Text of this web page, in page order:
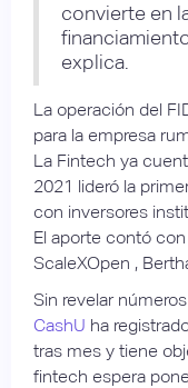
convierte en
explica.
La operación del
para la empresa
La Fintech ya
2021 lideró la
con inversores
El aporte contó
ScaleXOpen ,
Sin revelar
CashU ha
tras mes y tiene
fintech espera